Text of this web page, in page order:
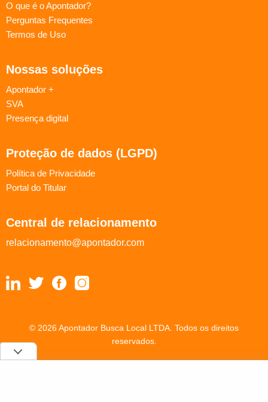
O que é o Apontador?
Perguntas Frequentes
Termos de Uso
Nossas soluções
Apontador +
SVA
Presença digital
Proteção de dados (LGPD)
Política de Privacidade
Portal do Titular
Central de relacionamento
relacionamento@apontador.com
© 2026 Apontador Busca Local LTDA. Todos os direitos
reservados.